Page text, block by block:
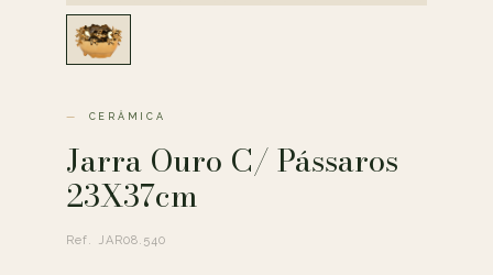
CERÂMICA
Jarra Ouro C/ Pássaros
23X37cm
Ref. JAR08.540